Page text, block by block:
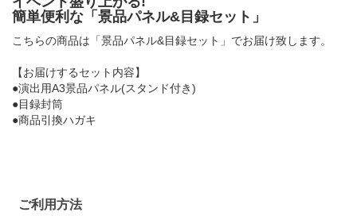
簡単便利な「景品パネル&目録セット」
こちらの商品は「景品パネル&目録セット」でお届け致します。
【お届けするセット内容】
●演出用A3景品パネル(スタンド付き)
●目録封筒
●商品引換ハガキ
ご利用方法